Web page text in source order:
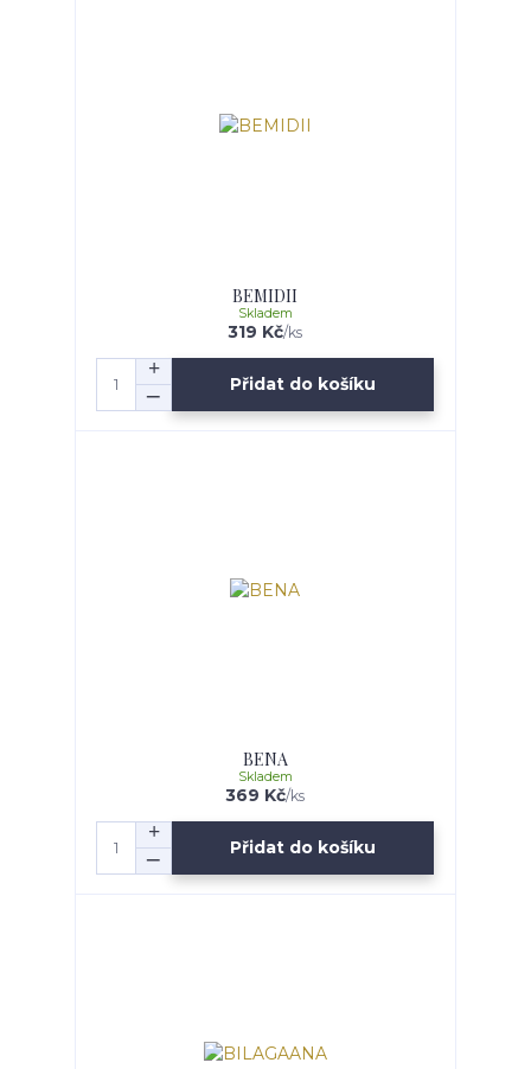
BEMIDII
319 Kč/ks
Skladem
Přidat do košíku
BENA
369 Kč/ks
Skladem
Přidat do košíku